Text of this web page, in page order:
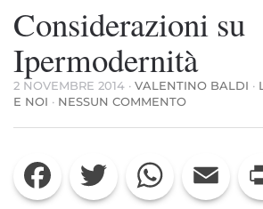
Considerazioni su
Ipermodernità
2 NOVEMBRE 2014 · VALENTINO BALDI ·
E NOI · NESSUN COMMENTOSU
SU
Facebook Twitter WhatsApp Email